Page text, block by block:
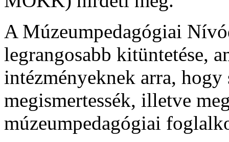
A Múzeumpedagógiai
legrangosabb kitüntetése,
intézményeknek arra, hogy
megismertessék, illetve
múzeumpedagógiai